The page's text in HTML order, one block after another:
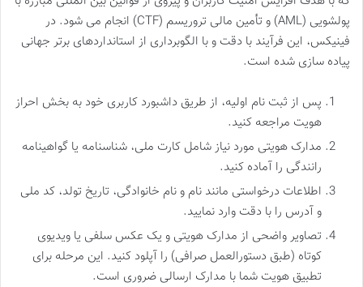
پولشویی (AML) و تأمین مالی تروریسم (CTF) انجام می شود. در
فینیکس، این فرآیند با دقت و با الگوبرداری از استانداردهای برتر جهانی
پیاده سازی شده است.
پس از ثبت نام اولیه، از طریق داشبورد کاربری خود به بخش احراز
هویت مراجعه کنید.
مدارک هویتی مورد نیاز شامل کارت ملی، شناسنامه یا گواهینامه
رانندگی را آماده کنید.
اطلاعات درخواستی مانند نام و نام خانوادگی، تاریخ تولد، کد ملی
و آدرس را با دقت وارد نمایید.
تصاویر واضحی از مدارک هویتی و یک عکس سلفی یا ویدیوی
کوتاه (طبق دستورالعمل صرافی) را آپلود کنید. این مرحله برای
تطبیق هویت شما با مدارک ارسالی ضروری است.